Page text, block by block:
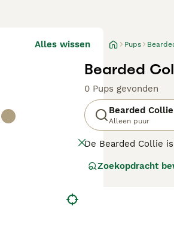
Alles wissen Pups
Bearded
0 Pups gevonden
Bearded Collie
Alleen puur
De Bearded Collie
Sheepdog, om er
Zoekopdracht